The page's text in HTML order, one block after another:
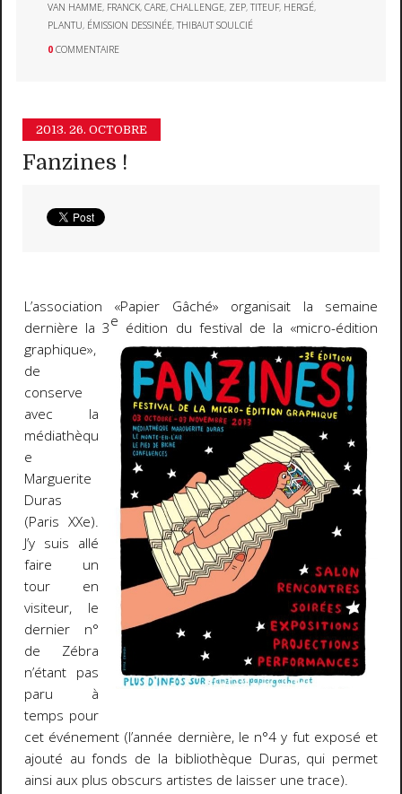
VAN HAMME, FRANCK,CARE,CHALLENGE, ZEP,TITEUF, HERGÉ,
PLANTU, ÉMISSION DESSINÉE,THIBAUT SOULCIÉ
0 COMMENTAIRE
2013. 26. OCTOBRE
Fanzines !
L’association «Papier Gâché» organisait la semaine
dernière la 3e édition du festival de la «micro-édition
graphique»,
de
conserve
avec la
médiathèqu
e
Marguerite
Duras
(Paris XXe).
J’y suis allé
faire un
tour en
visiteur, le
dernier n°
de Zébra
n’étant pas
paru à
temps pour
cet événement (l’année dernière, le n°4 y fut exposé et
ajouté au fonds de la bibliothèque Duras, qui permet
ainsi aux plus obscurs artistes de laisser une trace).